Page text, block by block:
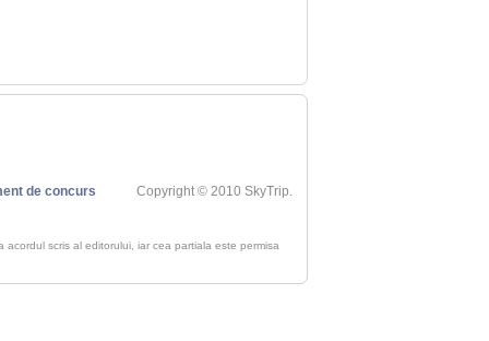
de concurs Copyright © 2010 SkyTrip.
scris al editorului, iar cea partiala este permisa